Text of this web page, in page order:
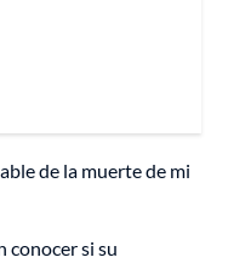
de la muerte de mi
conocer si su